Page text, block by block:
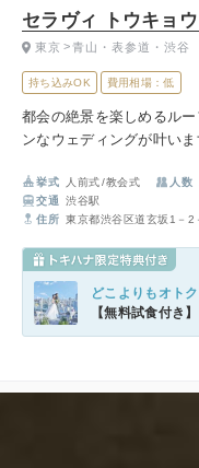
セラヴィ トウキョ
持ち込みOK 費用相場：低
都会の絶景を楽しめるル
ンなウェディングが叶い
を大切にしたパーティーが
東京 青山・表参道・渋谷
挙式 人前式 教会式 人数
交通
渋谷駅
住所 東京都渋谷区道玄坂1－
どこよりもオトク
【無料試食付き】